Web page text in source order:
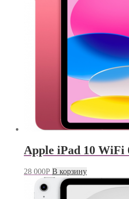
Apple iPad 10 WiFi
28 000Р В корзину